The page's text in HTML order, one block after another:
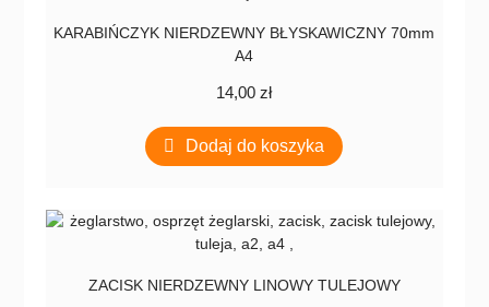
KARABIŃCZYK NIERDZEWNY BŁYSKAWICZNY 70mm
A4
14,00zł
Dodaj do koszyka
ZACISK NIERDZEWNY LINOWY TULEJOWY